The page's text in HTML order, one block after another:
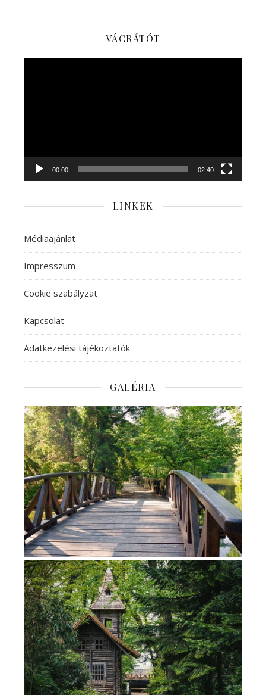
VÁCRÁTÓT
00:00 02:40
LINKEK
Médiaajánlat
Impresszum
Cookie szabályzat
Kapcsolat
Adatkezelési tájékoztatók
GALÉRIA